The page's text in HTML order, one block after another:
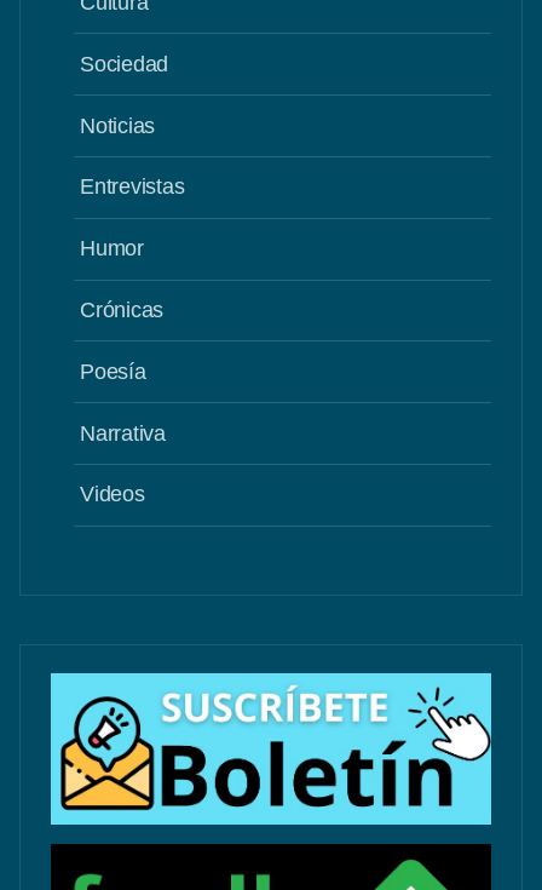
Sociedad
Noticias
Entrevistas
Humor
Crónicas
Poesía
Narrativa
Videos